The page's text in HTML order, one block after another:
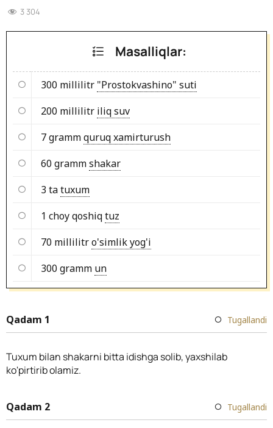
3 304
Masalliqlar:
300 millilitr "Prostokvashino" suti
200 millilitr iliq suv
7 grammquruq xamirturush
60 grammshakar
3 tatuxum
1 choy qoshiqtuz
70 millilitro'simlik yog'i
300 gramm un
Qadam 1 Tugallandi
Tuxum bilan shakarni bitta idishga solib, yaxshilab
ko'pirtirib olamiz.
Qadam 2 Tugallandi